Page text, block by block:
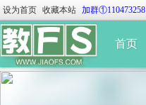
设为首页 收藏本站 加群①110473258
首页